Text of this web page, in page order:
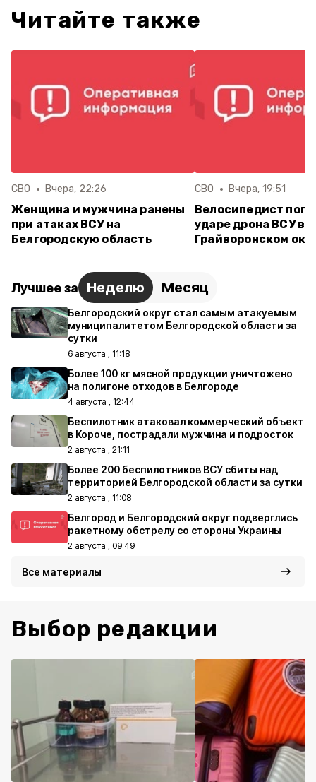
Читайте также
СВО Вчера, 22:26
Женщина и мужчина ранены
при атаках ВСУ на
Белгородскую область
СВО Вчера, 19:51
Велосипедист
ударе дрона ВСУ в
Грайворонском
Лучшее за Неделю Месяц
Белгородский округ стал самым атакуемым
муниципалитетом Белгородской области за
сутки
6 августа , 11:18
Более 100 кг мясной продукции уничтожено
на полигоне отходов в Белгороде
4 августа , 12:44
Беспилотник атаковал коммерческий объект
в Короче, пострадали мужчина и подросток
2 августа , 21:11
Более 200 беспилотников ВСУ сбиты над
территорией Белгородской области за сутки
2 августа , 11:08
Белгород и Белгородский округ подверглись
ракетному обстрелу со стороны Украины
2 августа , 09:49
Все материалы
Выбор редакции